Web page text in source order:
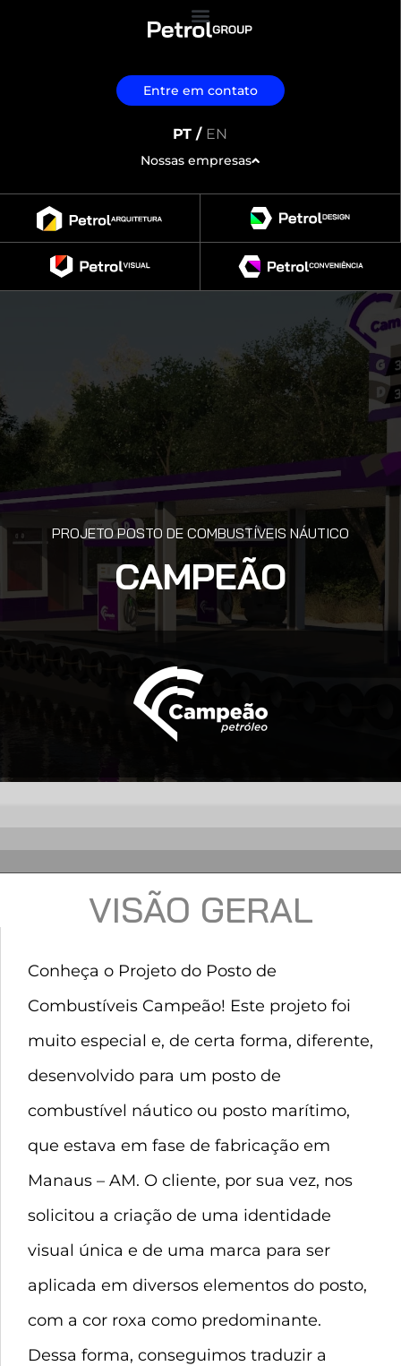
Entre em contato
PT / EN
Nossas empresas
PROJETO POSTO DE COMBUSTÍVEIS NÁUTICO
CAMPEÃO
VISÃO GERAL
Conheça o Projeto do Posto de
Combustíveis Campeão! Este projeto foi
muito especial e, de certa forma, diferente,
desenvolvido para um posto de
combustível náutico ou posto marítimo,
que estava em fase de fabricação em
Manaus – AM. O cliente, por sua vez, nos
solicitou a criação de uma identidade
visual única e de uma marca para ser
aplicada em diversos elementos do posto,
com a cor roxa como predominante.
Dessa forma, conseguimos traduzir a